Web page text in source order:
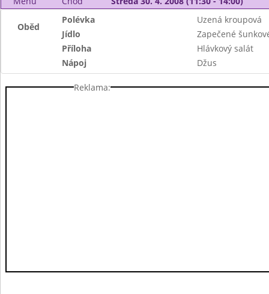
Oběd
Polévka
Uzená kroupová
Jídlo
Zapečené
Příloha
Hlávkový salát
Nápoj
Džus
Reklama: